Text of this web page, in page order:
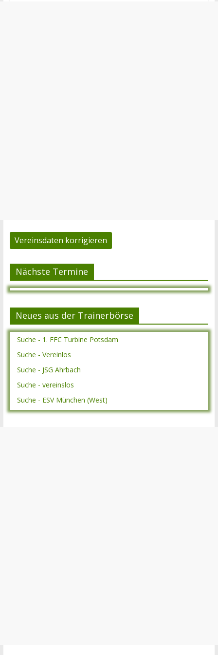
Vereinsdaten korrigieren
Nächste Termine
Neues aus der Trainerbörse
Suche - 1. FFC Turbine Potsdam
Suche - Vereinlos
Suche - JSG Ahrbach
Suche - vereinslos
Suche - ESV München (West)